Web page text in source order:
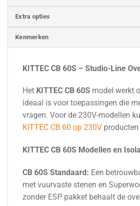
Extra opties
Kenmerken
KITTEC CB 60S – Studio-Line
Het KITTEC CB 60S model werkt
ideaal is voor toepassingen die
vragen. Voor de 230V-modellen
KITTEC CB 60 op 230V
KITTEC CB 60S Modellen en
CB 60S Standaard: Een
met vuurvaste stenen en
zonder ESP pakket behaalt de